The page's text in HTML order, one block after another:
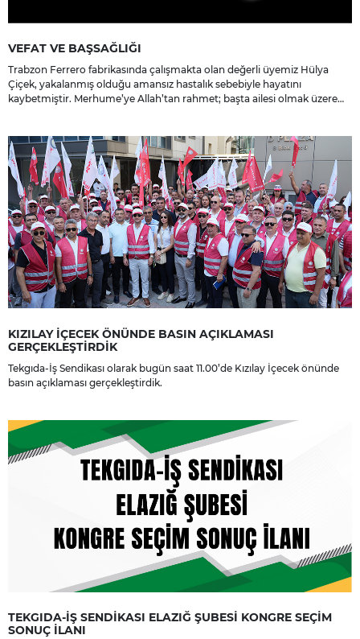
VEFAT VE BAŞSAĞLIĞI
Trabzon Ferrero fabrikasında çalışmakta olan değerli üyemiz Hülya
Çiçek, yakalanmış olduğu amansız hastalık sebebiyle hayatını
kaybetmiştir. Merhume’ye Allah’tan rahmet; başta ailesi olmak üzere
KIZILAY İÇECEK ÖNÜNDE BASIN AÇIKLAMASI
GERÇEKLEŞTİRDİK
Tekgıda-İş Sendikası olarak bugün saat 11.00’de Kızılay İçecek önünde
basın açıklaması gerçekleştirdik.
TEKGIDA-İŞ SENDİKASI ELAZIĞ ŞUBESİ KONGRE SEÇİM
SONUÇ İLANI